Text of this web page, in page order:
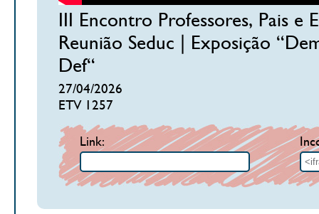
III Encontro Professores, Pais e
Reunião Seduc | Exposição
Def“
27/04/2026
ETV 1257
Link: